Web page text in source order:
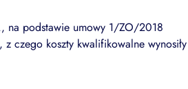
na podstawie umowy 1/ZO/2018
czego koszty kwalifikowalne wynosiły